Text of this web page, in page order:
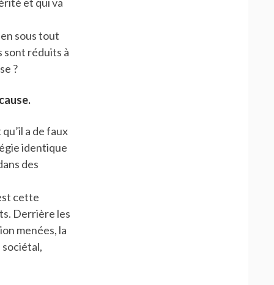
et qui va
sous tout
sont réduits à
?
a de faux
identique
des
cette
Derrière les
menées, la
sociétal,